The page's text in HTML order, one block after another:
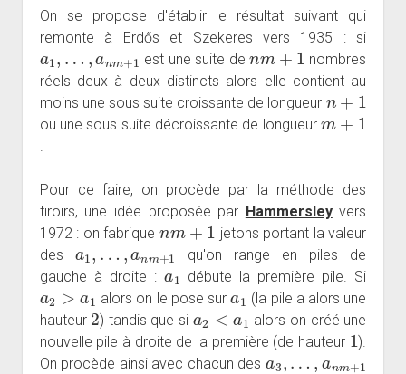
On se propose d'établir le résultat suivant qui
remonte à Erdős et Szekeres vers 1935 : si
a1 …,an m 1
est une suite de
n m+1
nombres
réels deux à deux distincts alors elle contient au
moins une sous suite croissante de longueur
n+ 1
ou une sous suite décroissante de longueur
m +1
.
Pour ce faire, on procède par la méthode des
tiroirs, une idée proposée par Hammersleyvers
1972 : on fabrique
nm+1
jetons portant la valeur
des
a 1,…,anm+ 1
qu'on range en piles de
gauche à droite :
a1
débute la première pile. Si
a2>a1
alors on le pose sur
a1
(la pile a alors une
hauteur
2
) tandis que si
a2<a1
alors on créé une
nouvelle pile à droite de la première (de hauteur
1
).
On procède ainsi avec chacun des
a3,…,anm+ 1